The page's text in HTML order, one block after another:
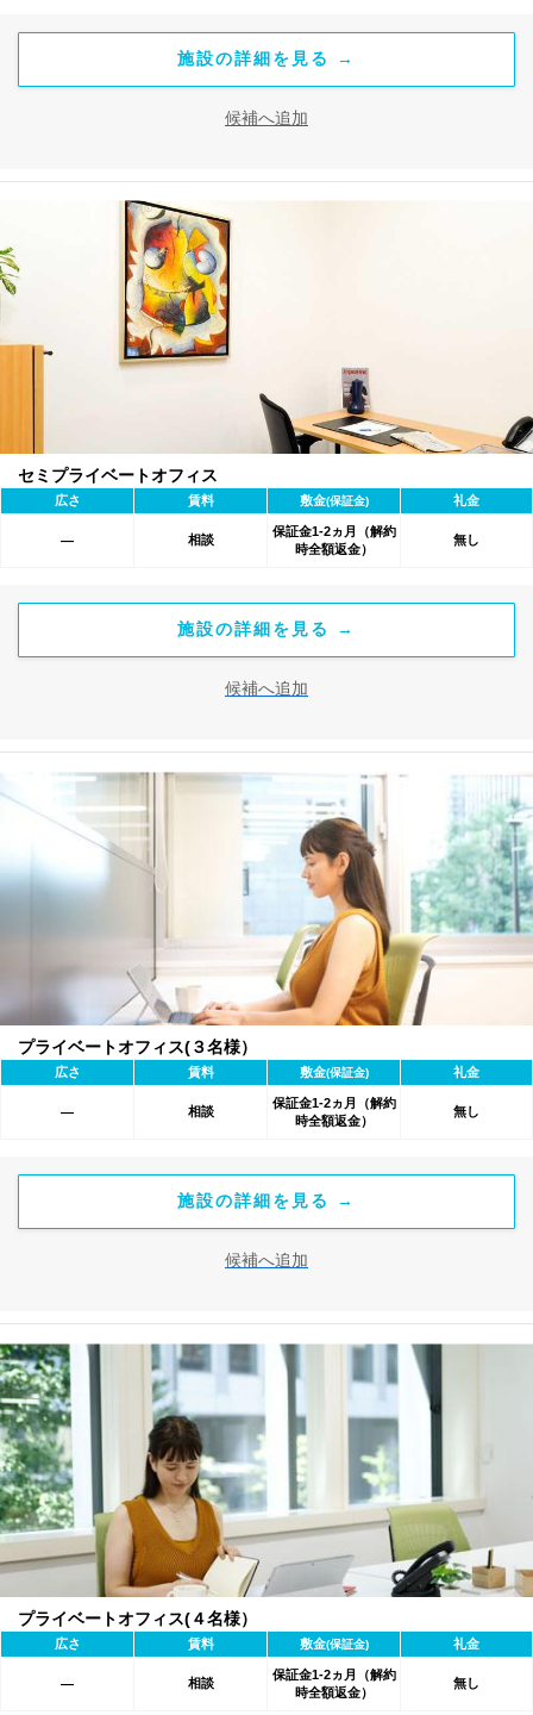
施設の詳細を見る →
候補へ追加
セミプライベートオフィス
広さ 賃料 敷金(保証金) 礼金
― 相談
保証金1-2ヵ月（解約
時全額返金）
無し
施設の詳細を見る →
候補へ追加
プライベートオフィス(３名様）
広さ 賃料 敷金(保証金) 礼金
― 相談
保証金1-2ヵ月（解約
時全額返金）
無し
施設の詳細を見る →
候補へ追加
プライベートオフィス(４名様）
広さ 賃料 敷金(保証金) 礼金
― 相談
保証金1-2ヵ月（解約
時全額返金）
無し